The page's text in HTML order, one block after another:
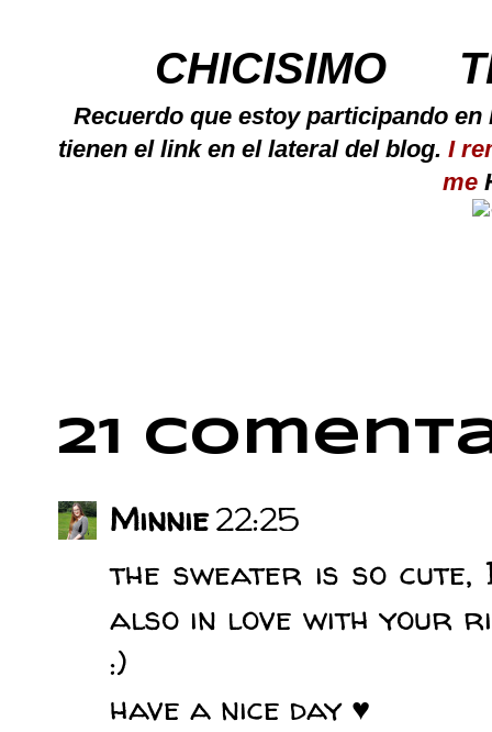
CHICISIMO
Recuerdo que estoy participando
tienen el link en el lateral del blog. I
me
21
Minnie22:25
the sweater is so
also in love with your
:)
have a nice day ♥